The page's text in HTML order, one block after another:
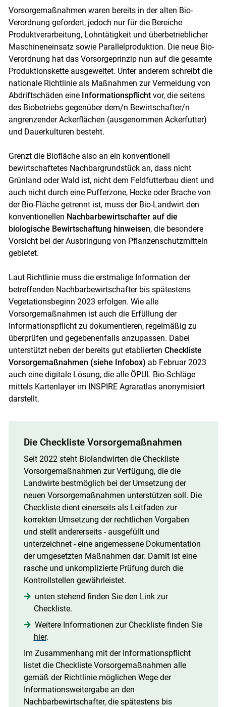
Skip to main content
Vorsorgemaßnahmen waren bereits in der alten Bio-
Verordnung gefordert, jedoch nur für die Bereiche
Produktverarbeitung, Lohntätigkeit und überbetrieblicher
Maschineneinsatz sowie Parallelproduktion. Die neue Bio-
Verordnung hat das Vorsorgeprinzip nun auf die gesamte
Produktionskette ausgeweitet. Unter anderem schreibt die
nationale Richtlinie als Maßnahmen zur Vermeidung von
Abdriftschäden eine Informationspflichtvor, die seitens
des Biobetriebs gegenüber dem/n Bewirtschafter/n
angrenzender Ackerflächen (ausgenommen Ackerfutter)
und Dauerkulturen besteht.
Grenzt die Biofläche also an ein konventionell
bewirtschaftetes Nachbargrundstück an, dass nicht
Grünland oder Wald ist, nicht dem Feldfutterbau dient und
auch nicht durch eine Pufferzone, Hecke oder Brache von
der Bio-Fläche getrennt ist, muss der Bio-Landwirt den
konventionellen Nachbarbewirtschafter auf die
biologische Bewirtschaftung hinweisen, die besondere
Vorsicht bei der Ausbringung von Pflanzenschutzmitteln
gebietet.
Laut Richtlinie muss die erstmalige Information der
betreffenden Nachbarbewirtschafter bis spätestens
Vegetationsbeginn 2023 erfolgen. Wie alle
Vorsorgemaßnahmen ist auch die Erfüllung der
Informationspflicht zu dokumentieren, regelmäßig zu
überprüfen und gegebenenfalls anzupassen. Dabei
unterstützt neben der bereits gut etablierten Checkliste
Vorsorgemaßnahmen (siehe Infobox) ab Februar 2023
auch eine digitale Lösung, die alle ÖPUL Bio-Schläge
mittels Kartenlayer im INSPIRE Agraratlas anonymisiert
darstellt.
Die Checkliste Vorsorgemaßnahmen
Seit 2022 steht Biolandwirten die Checkliste
Vorsorgemaßnahmen zur Verfügung, die die
Landwirte bestmöglich bei der Umsetzung der
neuen Vorsorgemaßnahmen unterstützen soll. Die
Checkliste dient einerseits als Leitfaden zur
korrekten Umsetzung der rechtlichen Vorgaben
und stellt andererseits - ausgefüllt und
unterzeichnet - eine angemessene Dokumentation
der umgesetzten Maßnahmen dar. Damit ist eine
rasche und unkomplizierte Prüfung durch die
Kontrollstellen gewährleistet.
unten stehend finden Sie den Link zur
Checkliste.
Weitere Informationen zur Checkliste finden Sie
hier.
Im Zusammenhang mit der Informationspflicht
listet die Checkliste Vorsorgemaßnahmen alle
gemäß der Richtlinie möglichen Wege der
Informationsweitergabe an den
Nachbarbewirtschafter, die spätestens bis